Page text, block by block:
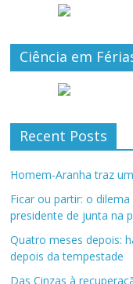
Ciência em
Recent Posts
Homem-Aranha traz
Ficar ou partir: o
presidente de junta na
Quatro meses depois:
depois da tempestade
Das Cinzas à